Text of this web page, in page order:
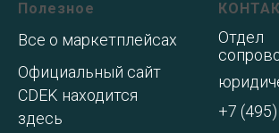
Полезное
Все о маркетплейсах
Официальный сайт
CDEK находится
здесь
Отдел
+7